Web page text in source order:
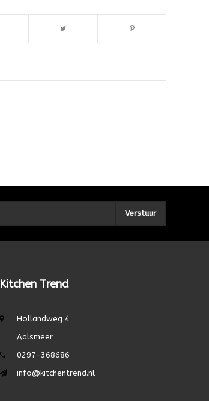
Verstuur
Kitchen Trend
Hollandweg 4
Aalsmeer
0297-368686
info@kitchentrend.nl